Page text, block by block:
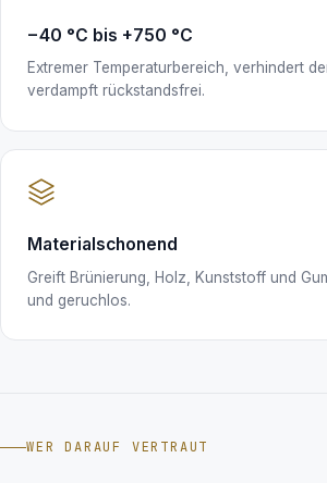
−40 °C bis +750 °C
Extremer Temperaturbereich, verhindert
verdampft rückstandsfrei.
Materialschonend
Greift Brünierung, Holz, Kunststoff und
und geruchlos.
WER DARAUF VERTRAUT